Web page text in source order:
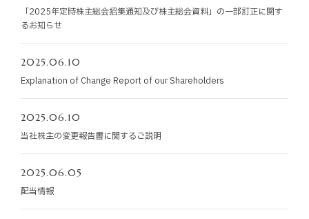
免責事項サイトマップ
「2025年定時株主総会招集通知及び株主総会資料」の一部訂正に関す
るお知らせ
2025.06.10
Explanation of Change Report of our Shareholders
2025.06.10
当社株主の変更報告書に関するご説明
2025.06.05
配当情報